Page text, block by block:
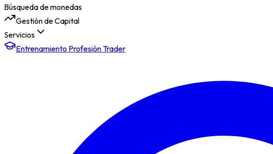
Búsqueda de monedas
Gestión de Capital
Servicios
Entrenamiento Profesión Trader